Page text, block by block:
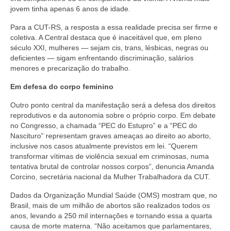
jovem tinha apenas 6 anos de idade.
Para a CUT-RS, a resposta a essa realidade precisa ser firme e
coletiva. A Central destaca que é inaceitável que, em pleno
século XXI, mulheres — sejam cis, trans, lésbicas, negras ou
deficientes — sigam enfrentando discriminação, salários
menores e precarização do trabalho.
Em defesa do corpo feminino
Outro ponto central da manifestação será a defesa dos direitos
reprodutivos e da autonomia sobre o próprio corpo. Em debate
no Congresso, a chamada “PEC do Estupro” e a “PEC do
Nascituro” representam graves ameaças ao direito ao aborto,
inclusive nos casos atualmente previstos em lei. “Querem
transformar vítimas de violência sexual em criminosas, numa
tentativa brutal de controlar nossos corpos”, denuncia Amanda
Corcino, secretária nacional da Mulher Trabalhadora da CUT.
Dados da Organização Mundial Saúde (OMS) mostram que, no
Brasil, mais de um milhão de abortos são realizados todos os
anos, levando a 250 mil internações e tornando essa a quarta
causa de morte materna. “Não aceitamos que parlamentares,